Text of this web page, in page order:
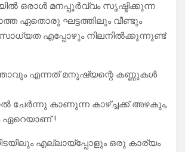
ഒരാൾ മനപ്പൂർവ്വം സൃഷ്ടിക്കുന്ന
ഏതൊരു ഘട്ടത്തിലും വീണ്ടും
എപ്പോഴും നിലനിൽക്കുന്നുണ്ട്
എന്നത് മനുഷ്യന്റെ കണ്ണുകൾ
ചേർന്നു കാണുന്ന കാഴ്ച്ചക്ക് അഴകും,
ഏറെയാണ് !
എല്ലായ്പ്പോളും ഒരു കാര്യം